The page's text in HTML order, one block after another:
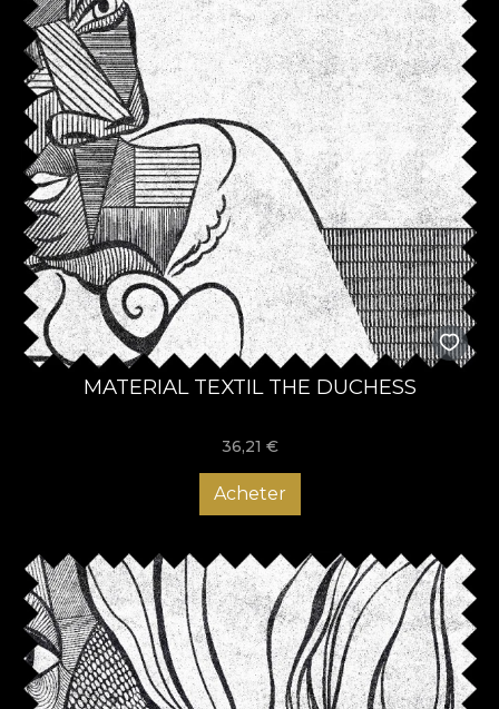
MATERIAL TEXTIL THE DUCHESS
36,21 €
Acheter